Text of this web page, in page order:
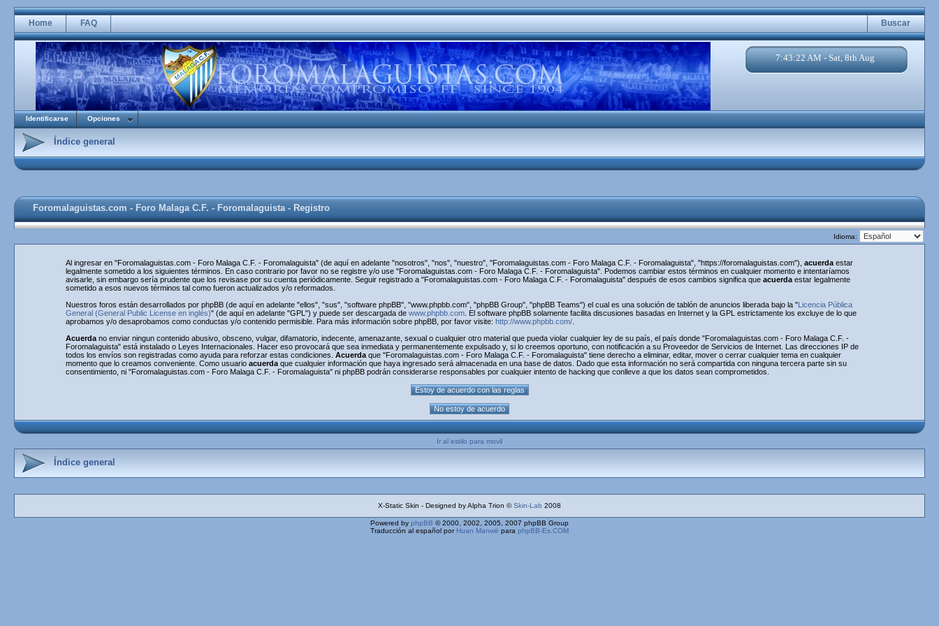
Home FAQ Buscar
7:43:22 AM - Sat, 8th Aug
Identificarse Opciones
Índice general
Foromalaguistas.com - Foro Malaga C.F. - Foromalaguista - Registro
Idioma:
Al ingresar en "Foromalaguistas.com - Foro Malaga C.F. - Foromalaguista" (de aquí en adelante "nosotros", "nos", "nuestro", "Foromalaguistas.com - Foro Malaga C.F. - Foromalaguista", "https://foromalaguistas.com"), acuerda estar
legalmente sometido a los siguientes términos. En caso contrario por favor no se registre y/o use "Foromalaguistas.com - Foro Malaga C.F. - Foromalaguista". Podemos cambiar estos términos en cualquier momento e intentaríamos
avisarle, sin embargo sería prudente que los revisase por su cuenta periódicamente. Seguir registrado a "Foromalaguistas.com - Foro Malaga C.F. - Foromalaguista" después de esos cambios significa que acuerda estar legalmente
sometido a esos nuevos términos tal como fueron actualizados y/o reformados.
Nuestros foros están desarrollados por phpBB (de aquí en adelante "ellos", "sus", "software phpBB", "www.phpbb.com", "phpBB Group", "phpBB Teams") el cual es una solución de tablón de anuncios liberada bajo la "Licencia Pública
General (General Public License en inglés)" (de aquí en adelante "GPL") y puede ser descargada de www.phpbb.com . El software phpBB solamente facilita discusiones basadas en Internet y la GPL estrictamente los excluye de lo que
aprobamos y/o desaprobamos como conductas y/o contenido permisible. Para más información sobre phpBB, por favor visite: http://www.phpbb.com/
Acuerda no enviar ningun contenido abusivo, obsceno, vulgar, difamatorio, indecente, amenazante, sexual o cualquier otro material que pueda violar cualquier ley de su país, el país donde "Foromalaguistas.com - Foro Malaga C.F. -
Foromalaguista" está instalado o Leyes Internacionales. Hacer eso provocará que sea inmediata y permanentemente expulsado y, si lo creemos oportuno, con notificación a su Proveedor de Servicios de Internet. Las direcciones IP de
todos los envíos son registradas como ayuda para reforzar estas condiciones. Acuerda que "Foromalaguistas.com - Foro Malaga C.F. - Foromalaguista" tiene derecho a eliminar, editar, mover o cerrar cualquier tema en cualquier
momento que lo creamos conveniente. Como usuario acuerda que cualquier información que haya ingresado será almacenada en una base de datos. Dado que esta información no será compartida con ninguna tercera parte sin su
consentimiento, ni "Foromalaguistas.com - Foro Malaga C.F. - Foromalaguista" ni phpBB podrán considerarse responsables por cualquier intento de hacking que conlleve a que los datos sean comprometidos.
Ir al estilo para movil
Índice general
X-Static Skin - Designed by Alpha Trion ©Skin-Lab 2008
Powered by phpBB © 2000, 2002, 2005, 2007 phpBB Group
Traducción al español por Huan Manwë para phpBB-Es.COM